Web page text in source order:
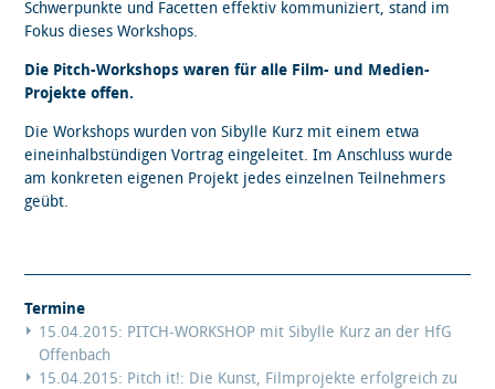
Schwerpunkte und Facetten effektiv kommuniziert, stand im
Fokus dieses Workshops.
Die Pitch-Workshops waren für alle Film- und Medien-
Projekte offen.
Die Workshops wurden von Sibylle Kurz mit einem etwa
eineinhalbstündigen Vortrag eingeleitet. Im Anschluss wurde
am konkreten eigenen Projekt jedes einzelnen Teilnehmers
geübt.
Termine
15.04.2015: PITCH-WORKSHOP mit Sibylle Kurz an der HfG
Offenbach
15.04.2015: Pitch it!: Die Kunst, Filmprojekte erfolgreich zu